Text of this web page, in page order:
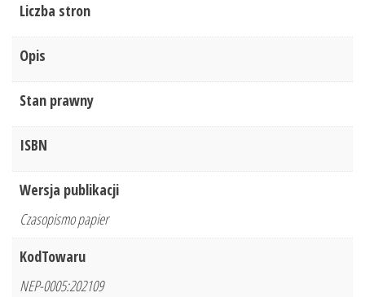
Liczba stron
Opis
Stan prawny
ISBN
Wersja publikacji
Czasopismo papier
KodTowaru
NEP-0005:202109